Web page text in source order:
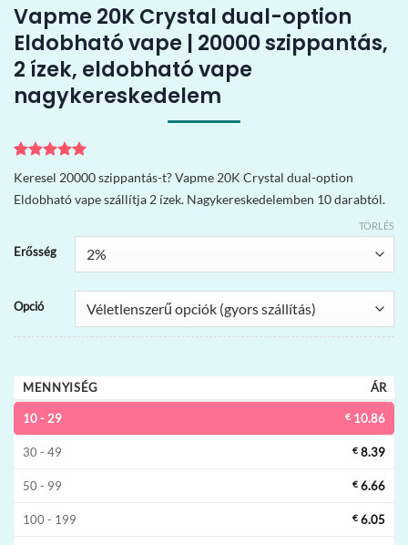
Vapme 20K Crystal dual-option
Eldobható vape | 20000 szippantás,
2 ízek, eldobható vape
nagykereskedelem
Értékelés 5
az 5-ből,
1
értékelés
Keresel 20000 szippantás-t? Vapme 20K Crystal dual-option
Eldobható vape szállítja 2 ízek. Nagykereskedelemben 10 darabtól.
Erősség
Opció
TÖRLÉS
MENNYISÉG ÁR
10 - 29 € 10.86
30 - 49 € 8.39
50 - 99 € 6.66
100 - 199 € 6.05